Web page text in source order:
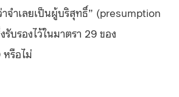
จำเลยเป็นผู้บริสุทธิ์” (presumption
บรองไว้ในมาตรา 29 ของ
รือไม่